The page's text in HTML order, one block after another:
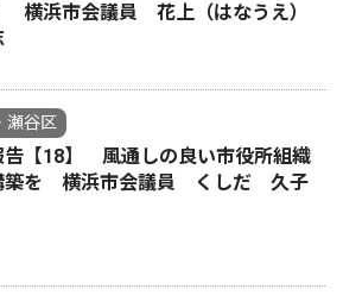
横浜市会議員 花上（はなうえ）
瀬谷区
告【18】 風通しの良い市役所組織
築を 横浜市会議員 くしだ 久子